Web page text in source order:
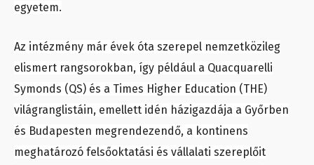
egyetem.
Az intézmény már évek óta szerepel nemzetközileg
elismert rangsorokban, így például a Quacquarelli
Symonds (QS) és a Times Higher Education (THE)
világranglistáin, emellett idén házigazdája a Győrben
és Budapesten megrendezendő, a kontinens
meghatározó felsőoktatási és vállalati szereplőit